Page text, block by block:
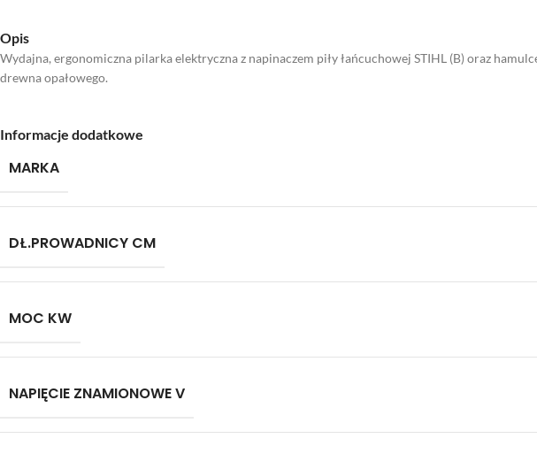
Opis
Wydajna, ergonomiczna pilarka elektryczna z napinaczem piły łańcuchowej STIHL (B) oraz
drewna opałowego.
Informacje dodatkowe
MARKA
DŁ.PROWADNICY CM
MOC KW
NAPIĘCIE ZNAMIONOWE V